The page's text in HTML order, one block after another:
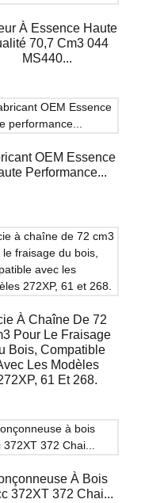
À Essence Haute
70,7 Cm3 044
MS440...
OEM Essence
Performance...
À Chaîne De 72
Pour Le Fraisage
Bois, Compatible
Les Modèles
61 Et 268.
À Bois
372XT 372 Chai...